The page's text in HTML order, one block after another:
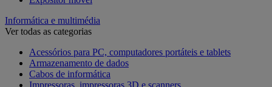
Informática e multimédia
Ver todas as categorias
Acessórios para PC, computadores portáteis e tablets
Armazenamento de dados
Cabos de informática
Impressoras, impressoras 3D e scanners